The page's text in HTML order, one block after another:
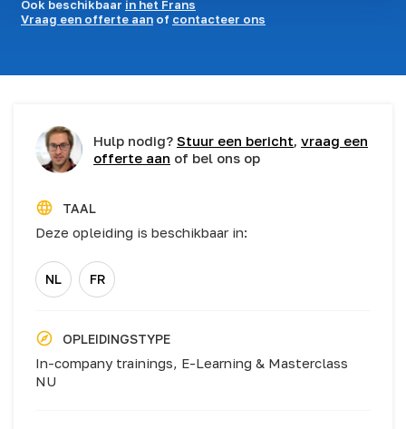
Ook beschikbaar in het Frans
Vraag een offerte aan of contacteer ons
Hulp nodig? Stuur een bericht, vraag een
offerte aan of bel ons op
TAAL
Deze opleiding is beschikbaar in:
NL FR
OPLEIDINGSTYPE
In-company trainings, E-Learning & Masterclass
NU